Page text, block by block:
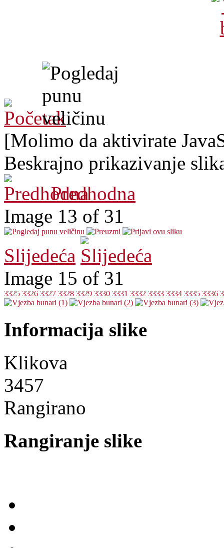
[Molimo da aktivirate
Beskrajno prikazivanje
Predhodna
Image 13 of 31
Slijedeća
Image 15 of 31
3325 3326 3327 3328 3329 3330 3331 3332 3333 3334 3335 3336
Informacija slike
Klikova
3457
Rangirano
Rangiranje slike